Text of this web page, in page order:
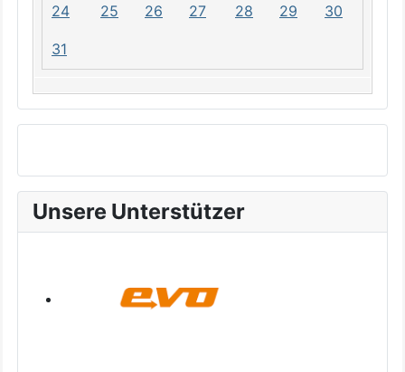
24 25 26 27 28 29 30
31
Unsere Unterstützer